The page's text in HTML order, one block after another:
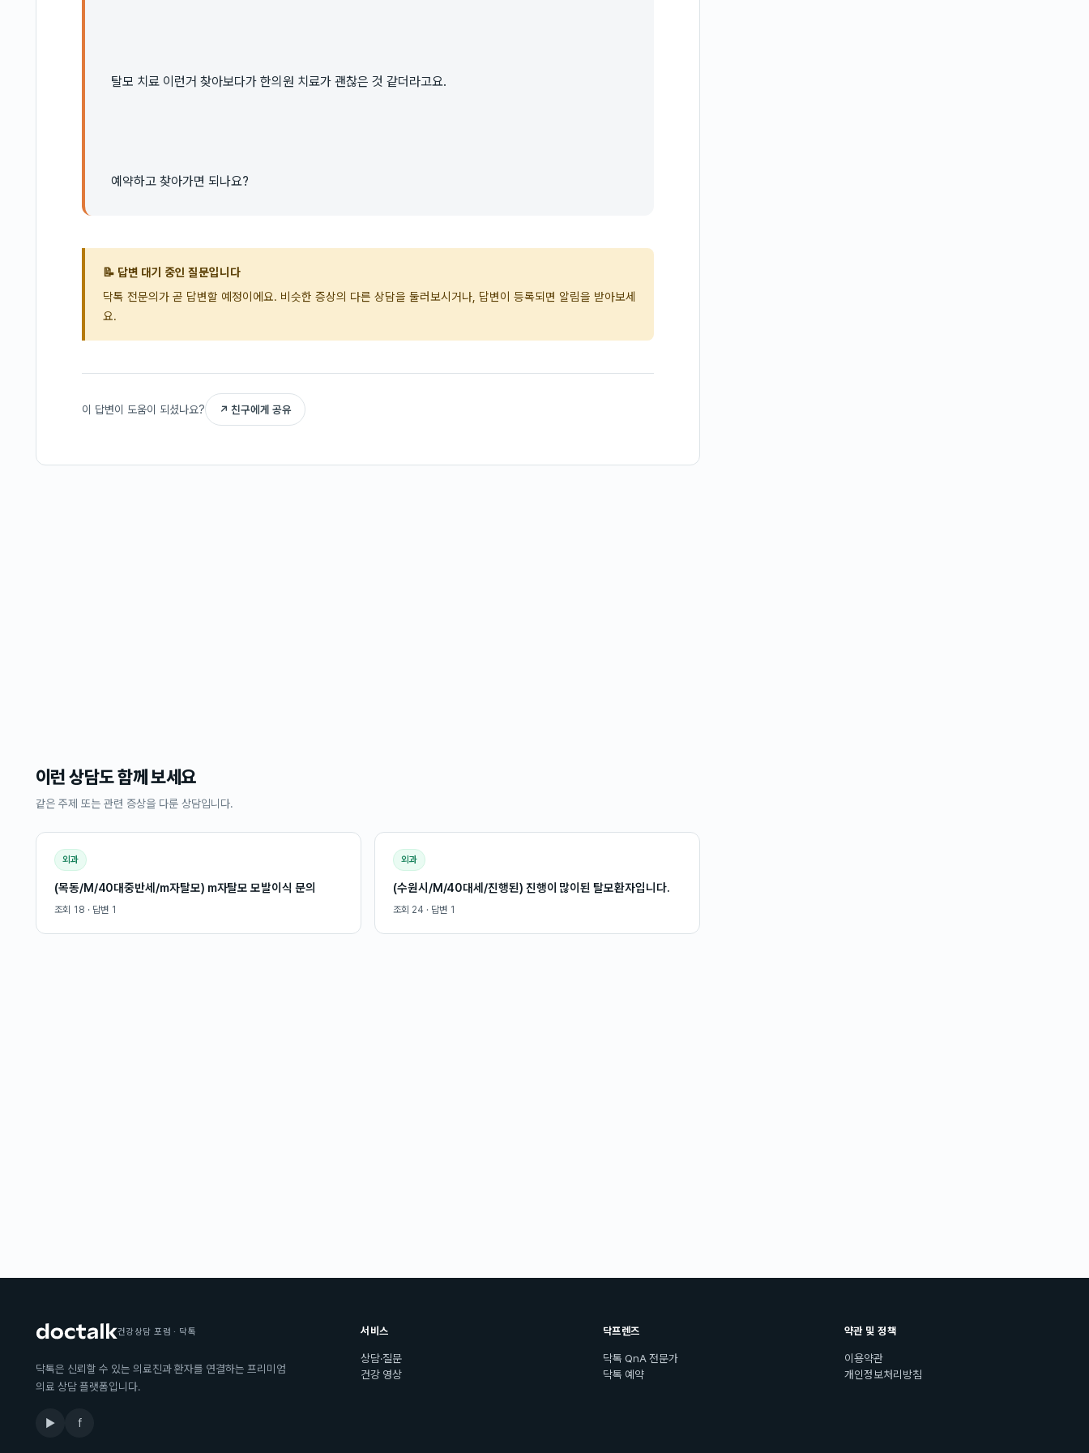
탈모 치료 이런거 찾아보다가 한의원 치료가 괜찮은 것 같더라고요.
예약하고 찾아가면 되나요?
📝 답변 대기 중인 질문입니다
닥톡 전문의가 곧 답변할 예정이에요. 비슷한 증상의 다른 상담을 둘러보시거나, 답변이 등록되면 알림을 받아보세
요.
이 답변이 도움이 되셨나요? ↗ 친구에게 공유
이런 상담도 함께 보세요
같은 주제 또는 관련 증상을 다룬 상담입니다.
외과
(목동/M/40대중반세/m자탈모) m자탈모 모발이식 문의
조회 18 · 답변 1
외과
(수원시/M/40대세/진행된) 진행이 많이된 탈모환자입니다.
조회 24 · 답변 1
건강상담 포럼 · 닥톡
닥톡은 신뢰할 수 있는 의료진과 환자를 연결하는 프리미엄
의료 상담 플랫폼입니다.
▶ f
서비스
상담·질문
건강 영상
닥프렌즈
닥톡 QnA 전문가
닥톡 예약
약관 및 정책
이용약관
개인정보처리방침